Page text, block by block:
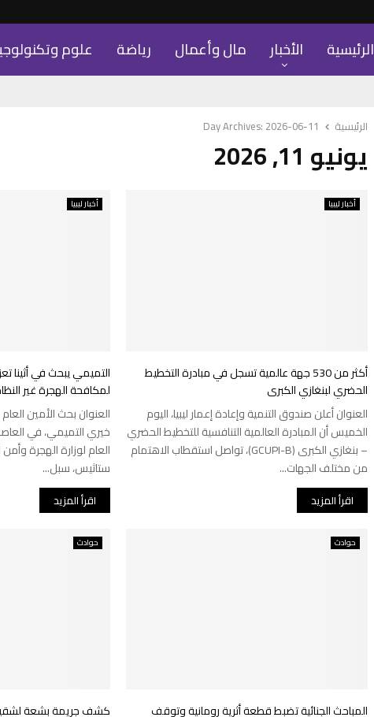
الرئيسية الأخبار مال وأعمال رياضة علوم
الرئيسية Day Archives: 2026-06-11
يونيو 11, 2026
أخبار ليبيا
التميمي يبحث في أثينا
لمكافحة الهجرة غير
العنوان بحث الأمين
خيري التميمي، في
العام لوزارة الهجرة وأمن
ستاثيس، سبل...
اقرأ المزيد
أخبار ليبيا
أكثر من 530 جهة عالمية تسجل في مبادرة التخطيط
الحضري لبنغازي الكبرى
العنوان أعلن صندوق التنمية وإعادة إعمار ليبيا، اليوم
الخميس أن المبادرة العالمية التنافسية للتخطيط الحضري
– بنغازي الكبرى (GCUPI-B)، تواصل استقطاب الاهتمام
من مختلف الجهات...
اقرأ المزيد
حوادث
كشف جريمة بشعة
حوادث
المباحث الجنائية تضبط قطعة أثرية رومانية وتوقف